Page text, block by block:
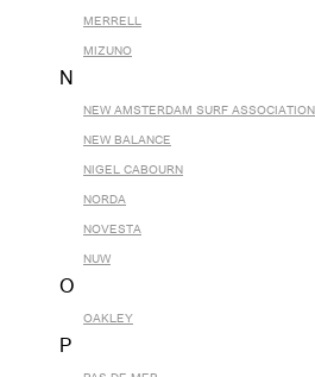
MERRELL
MIZUNO
N
NEW AMSTERDAM SURF ASSOCIATION
NEW BALANCE
NIGEL CABOURN
NORDA
NOVESTA
NUW
O
OAKLEY
P